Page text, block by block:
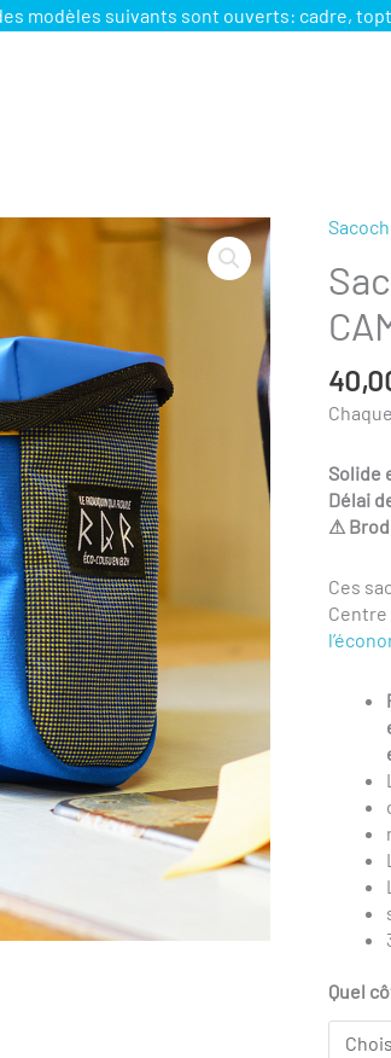
modèles suivants sont ouverts: cadre,
Solide
Délai
⚠
Ces
Quel